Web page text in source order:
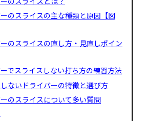
のスライスの主な種類と原因【図
のスライスの直し方・見直しポイン
でスライスしない打ち方の練習方法
ないドライバーの特徴と選び方
のスライスについて多い質問